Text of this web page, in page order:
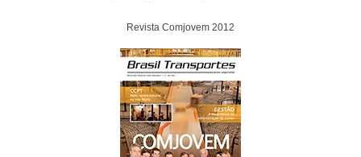
Revista Comjovem 2012